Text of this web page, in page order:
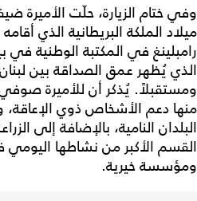
وفي ختام الزيارة، حلّت
ميلاد الملكة البريطانية الذي
رامبلينغ في المكتبة الوطنية
الذي يُظهر عمق الصداقة بين لبنان
ومستقبلاً. يُذكر أن للأميرة
منها دعم الأشخاص ذوي
البلدان النامية، بالإضافة إلى
ومؤسسة خيرية.